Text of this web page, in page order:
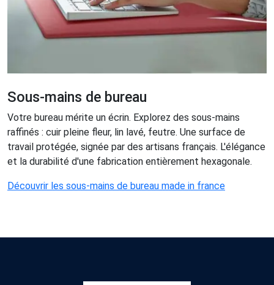
Sous-mains de bureau
Votre bureau mérite un écrin. Explorez des sous-mains
raffinés : cuir pleine fleur, lin lavé, feutre. Une surface de
travail protégée, signée par des artisans français. L'élégance
et la durabilité d'une fabrication entièrement hexagonale.
Découvrir les sous-mains de bureau made in france